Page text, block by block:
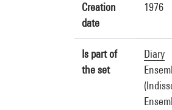
Creation
date
1976
Is part of
the set
Diary